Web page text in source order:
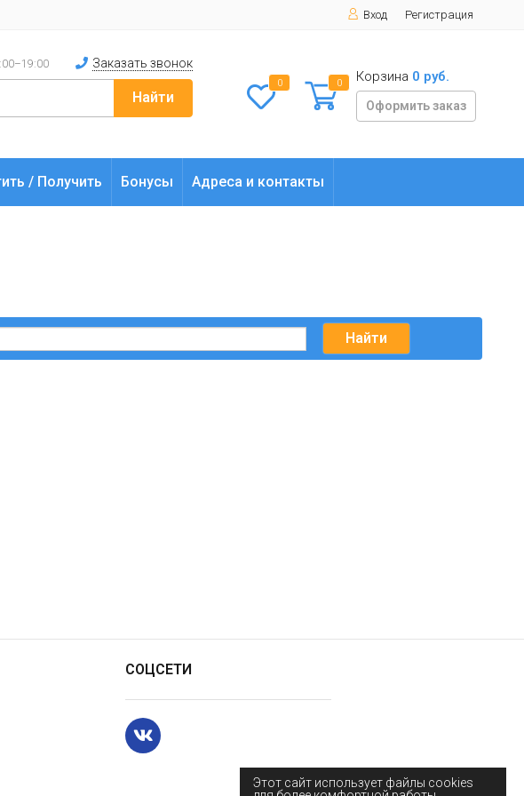
Этот сайт использует файлы cookies
Вход Регистрация
Заказать звонок
Найти
0 0 Корзина 0 руб.
Оформить заказ
/ Получить Бонусы Адреса и контакты
СОЦСЕТИ